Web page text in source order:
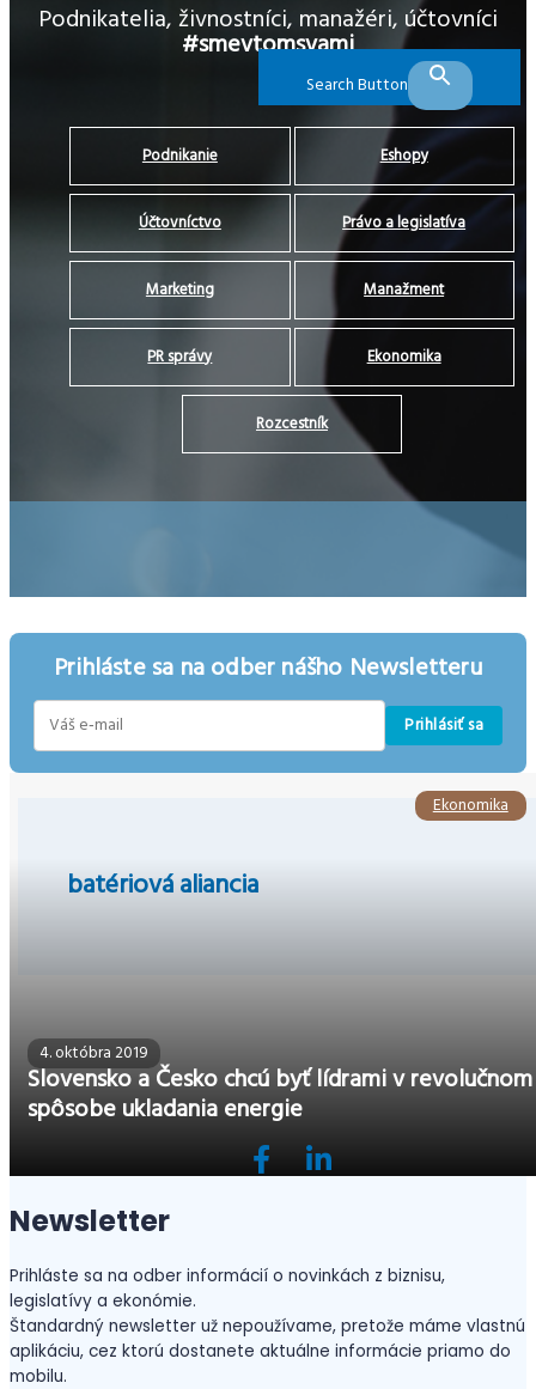
Search Button
Podnikatelia, živnostníci, manažéri, účtovníci
#smevtomsvami
Podnikanie Eshopy
Účtovníctvo Právo a legislatíva
Marketing Manažment
PR správy Ekonomika
Rozcestník
Prihláste sa na odber nášho Newsletteru
Prihlásiť sa
batériová aliancia
4. októbra 2019
Slovensko a Česko chcú byť lídrami v revolučnom
spôsobe ukladania energie
Ekonomika
Newsletter
Prihláste sa na odber informácií o novinkách z biznisu,
legislatívy a ekonómie.
Štandardný newsletter už nepoužívame, pretože máme vlastnú
aplikáciu, cez ktorú dostanete aktuálne informácie priamo do
mobilu.